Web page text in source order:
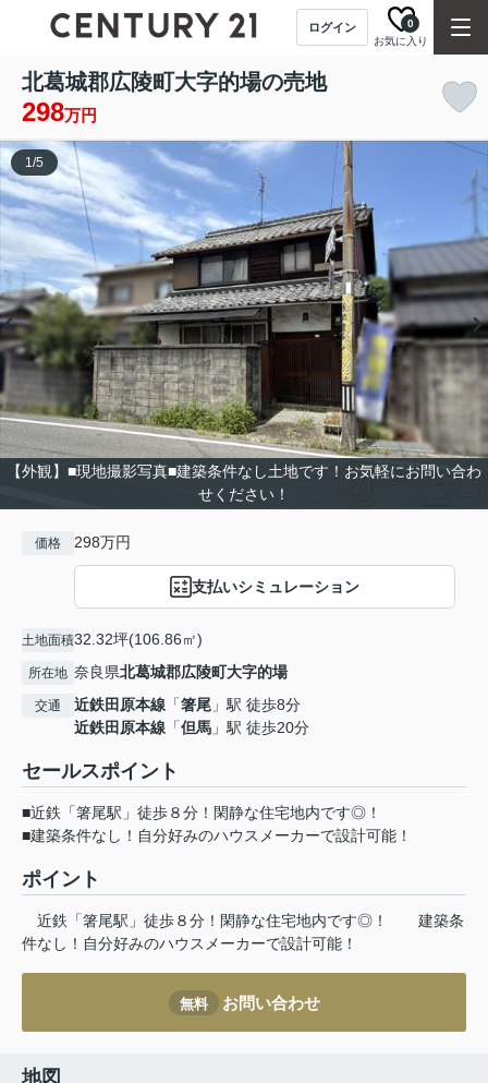
ログイン
お気に入り
0
北葛城郡広陵町大字的場の売地
298万円
【外観】■現地撮影写真■建築条件なし土地です！お気軽にお問い合わ
せください！
1/5
価格 298万円
支払いシミュレーション
土地面積32.32坪(106.86㎡)
所在地 奈良県北葛城郡広陵町大字的場
交通 近鉄田原本線 「箸尾 」駅 徒歩8分
近鉄田原本線 「但馬 」駅 徒歩20分
セールスポイント
■近鉄「箸尾駅」徒歩８分！閑静な住宅地内です◎！
■建築条件なし！自分好みのハウスメーカーで設計可能！
ポイント
近鉄「箸尾駅」徒歩８分！閑静な住宅地内です◎！
建築条
件なし！自分好みのハウスメーカーで設計可能！
無料 お問い合わせ
地図